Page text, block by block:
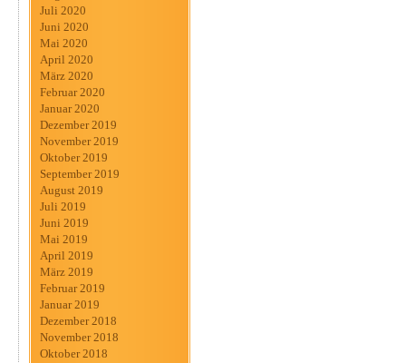
Juli 2020
Juni 2020
Mai 2020
April 2020
März 2020
Februar 2020
Januar 2020
Dezember 2019
November 2019
Oktober 2019
September 2019
August 2019
Juli 2019
Juni 2019
Mai 2019
April 2019
März 2019
Februar 2019
Januar 2019
Dezember 2018
November 2018
Oktober 2018